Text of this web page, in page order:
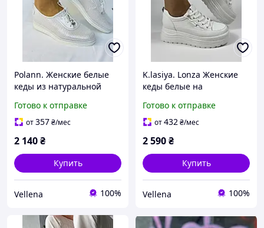
Polann. Женские белые
кеды из натуральной
Готово к отправке
от357₴/мес
2 140₴
Купить
Vellena 100%
K.lasiya. Lonza Женские
кеды белые на
кожа. Размер только 37 40
Готово к отправке
от432₴/мес
2 590₴
Купить
Vellena 100%